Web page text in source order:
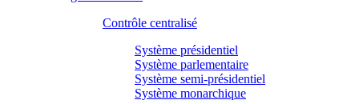
Contrôle centralisé
Système présidentiel
Système parlementaire
Système semi-présidentiel
Système monarchique